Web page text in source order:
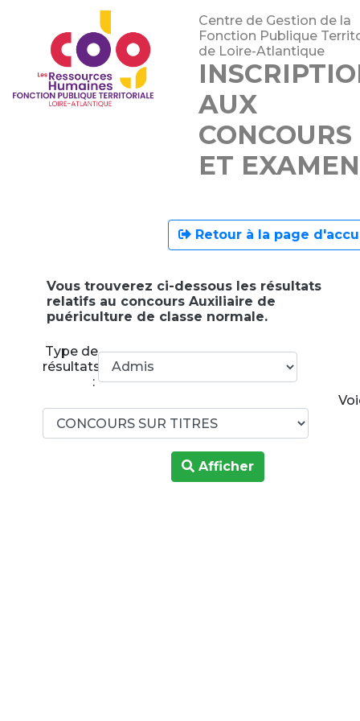
Centre de Gestion de la
Fonction Publique
de Loire-Atlantique
AUX
CONCOURS
ET
Retour à la page
Vous trouverez ci-dessous les résultats
relatifs au concours Auxiliaire de
puériculture de classe normale.
Type de
résultats
:
Afficher